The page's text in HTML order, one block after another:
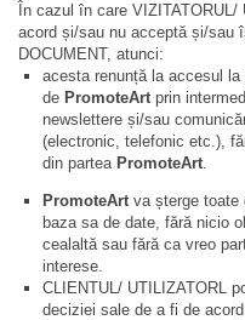
În cazul în care
acord și/sau nu acceptă și/sau
DOCUMENT, atunci:
acesta renunță la accesul
de PromoteArtprin
newslettere și/sau
(electronic, telefonic etc.),
din partea PromoteArt.
PromoteArtva șterge toate
baza sa de date, fără nicio
cealaltă sau fără ca vreo
interese.
CLIENTUL/ UTILIZATORL
deciziei sale de a fi de